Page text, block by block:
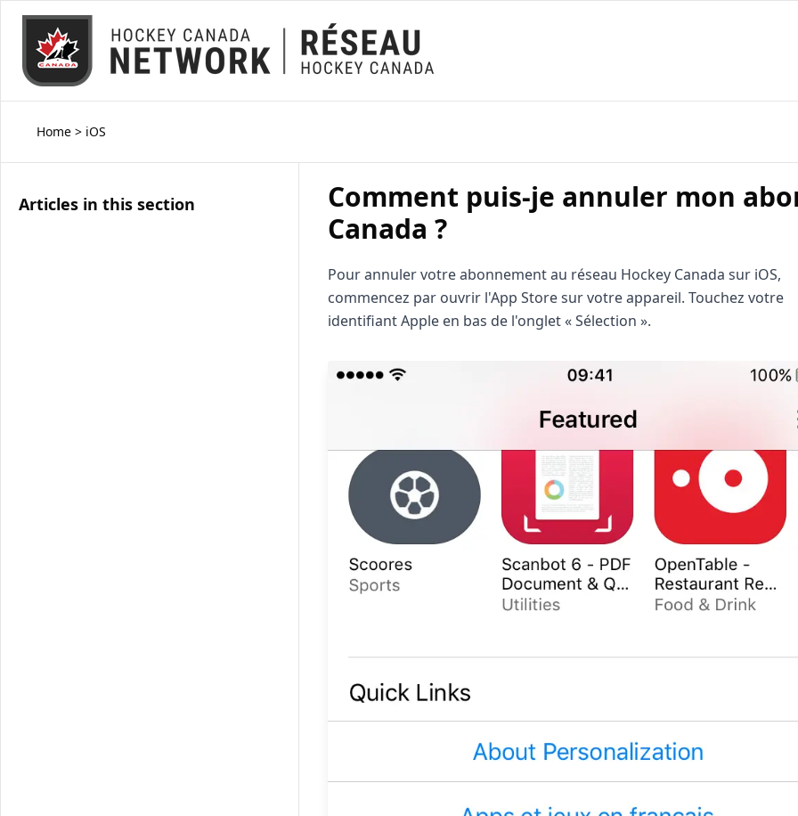
Home > iOS
Articles in this section
Comment puis-je annuler mon
Canada ?
Pour annuler votre abonnement au réseau Hockey Canada sur iOS,
commencez par ouvrir l'App Store sur votre appareil. Touchez votre
identifiant Apple en bas de l'onglet « Sélection ».